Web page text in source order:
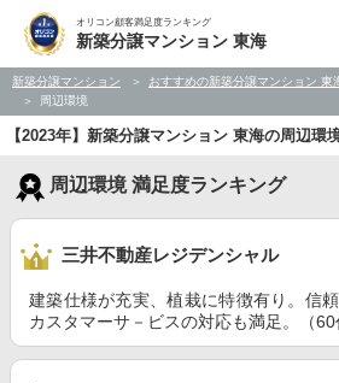
オリコン顧客満足度ランキング
新築分譲マンション 東海
新築分譲マンション おすすめの新築分譲マンション 東
周辺環境
【2023年】新築分譲マンション 東海の周辺環
周辺環境 満足度ランキング
三井不動産レジデンシャル
建築仕様が充実、植栽に特徴有り。信
カスタマーサ－ビスの対応も満足。（60